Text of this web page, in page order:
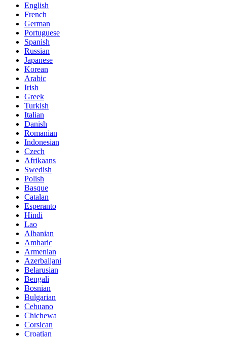
English
French
German
Portuguese
Spanish
Russian
Japanese
Korean
Arabic
Irish
Greek
Turkish
Italian
Danish
Romanian
Indonesian
Czech
Afrikaans
Swedish
Polish
Basque
Catalan
Esperanto
Hindi
Lao
Albanian
Amharic
Armenian
Azerbaijani
Belarusian
Bengali
Bosnian
Bulgarian
Cebuano
Chichewa
Corsican
Croatian